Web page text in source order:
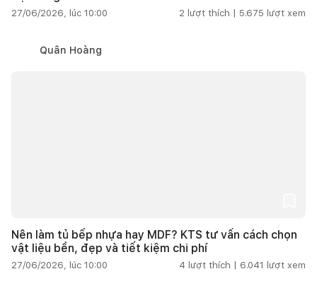
27/06/2026, lúc 10:00 2 lượt thích | 5.675 lượt xem
Quân Hoàng
Nên làm tủ bếp nhựa hay MDF? KTS tư vấn cách chọn
vật liệu bền, đẹp và tiết kiệm chi phí
27/06/2026, lúc 10:00 4 lượt thích | 6.041 lượt xem